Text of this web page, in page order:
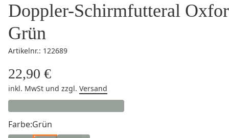
Doppler-Schirmfutteral
Grün
Artikelnr.: 122689
22,90 €
inkl. MwSt und zzgl. Versand
Farbe:Grün